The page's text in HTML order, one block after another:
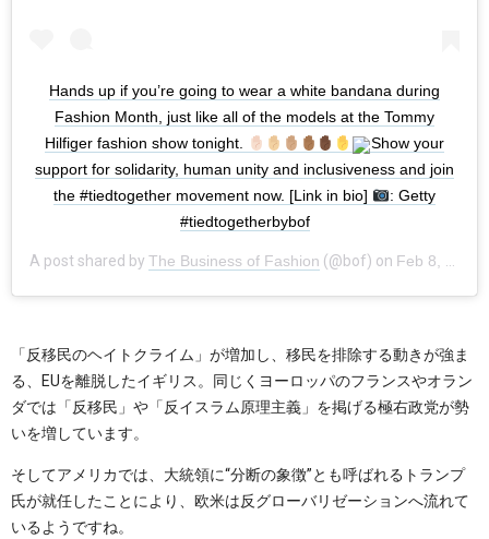
Hands up if you’re going to wear a white bandana during
Fashion Month, just like all of the models at the Tommy
Hilfiger fashion show tonight.
Show your
support for solidarity, human unity and inclusiveness and join
the #tiedtogether movement now. [Link in bio]
: Getty
#tiedtogetherbybof
A post shared by The Business of Fashion (@bof) on Feb 8, 2017 at 7:57pm PST
「反移民のヘイトクライム」が増加し、移民を排除する動きが強ま
る、EUを離脱したイギリス。同じくヨーロッパのフランスやオラン
ダでは「反移民」や「反イスラム原理主義」を掲げる極右政党が勢
いを増しています。
そしてアメリカでは、大統領に“分断の象徴”とも呼ばれるトランプ
氏が就任したことにより、欧米は反グローバリゼーションへ流れて
いるようですね。